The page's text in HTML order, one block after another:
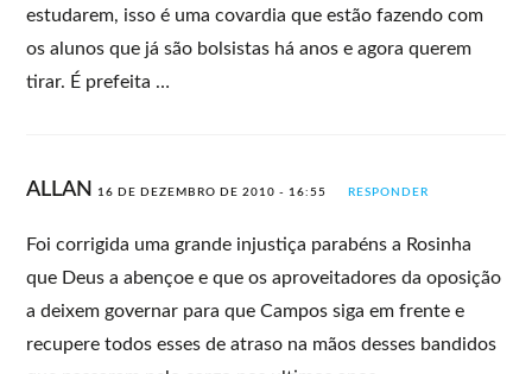
estudarem, isso é uma covardia que estão fazendo com
os alunos que já são bolsistas há anos e agora querem
tirar. É prefeita …
ALLAN 16 DE DEZEMBRO DE 2010 - 16:55 RESPONDER
Foi corrigida uma grande injustiça parabéns a Rosinha
que Deus a abençoe e que os aproveitadores da oposição
a deixem governar para que Campos siga em frente e
recupere todos esses de atraso na mãos desses bandidos